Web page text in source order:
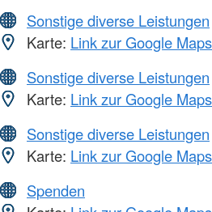
Sonstige diverse Leistungen
Karte: Link zur Google
Sonstige diverse Leistungen
Karte: Link zur Google
Sonstige diverse Leistungen
Karte: Link zur Google
Spenden